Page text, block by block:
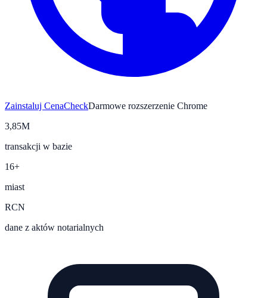
Zainstaluj CenaCheckDarmowe rozszerzenie Chrome
3,85M
transakcji w bazie
16+
miast
RCN
dane z aktów notarialnych